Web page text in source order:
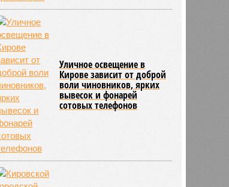
Уличное освещение в
Кирове зависит от доброй
воли чиновников, ярких
вывесок и фонарей
сотовых телефонов